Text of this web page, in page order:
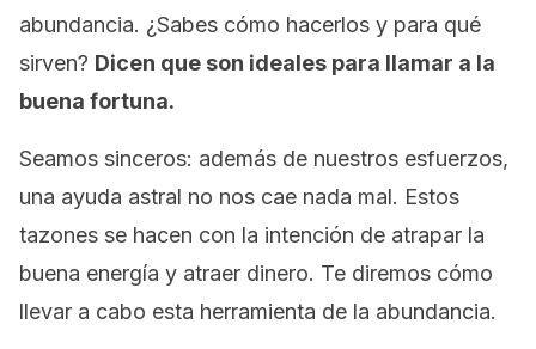
abundancia. ¿Sabes cómo hacerlos y para qué
sirven? Dicen que son ideales para llamar a la
buena fortuna.
Seamos sinceros: además de nuestros esfuerzos,
una ayuda astral no nos cae nada mal. Estos
tazones se hacen con la intención de atrapar la
buena energía y atraer dinero. Te diremos cómo
llevar a cabo esta herramienta de la abundancia.